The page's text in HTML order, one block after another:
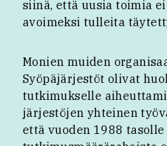
siinä, että uusia toimia
avoimeksi tulleita
Monien muiden
Syöpäjärjestöt olivat
tutkimukselle
järjestöjen yhteinen
että vuoden 1988